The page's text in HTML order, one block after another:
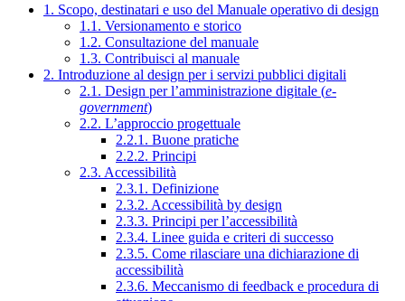
1. Scopo, destinatari e uso del Manuale operativo di design
1.1. Versionamento e storico
1.2. Consultazione del manuale
1.3. Contribuisci al manuale
2. Introduzione al design per i servizi pubblici digitali
2.1. Design per l’amministrazione digitale (e-
government)
2.2. L’approccio progettuale
2.2.1. Buone pratiche
2.2.2. Principi
2.3. Accessibilità
2.3.1. Definizione
2.3.2. Accessibilità by design
2.3.3. Principi per l’accessibilità
2.3.4. Linee guida e criteri di successo
2.3.5. Come rilasciare una dichiarazione di
accessibilità
2.3.6. Meccanismo di feedback e procedura di